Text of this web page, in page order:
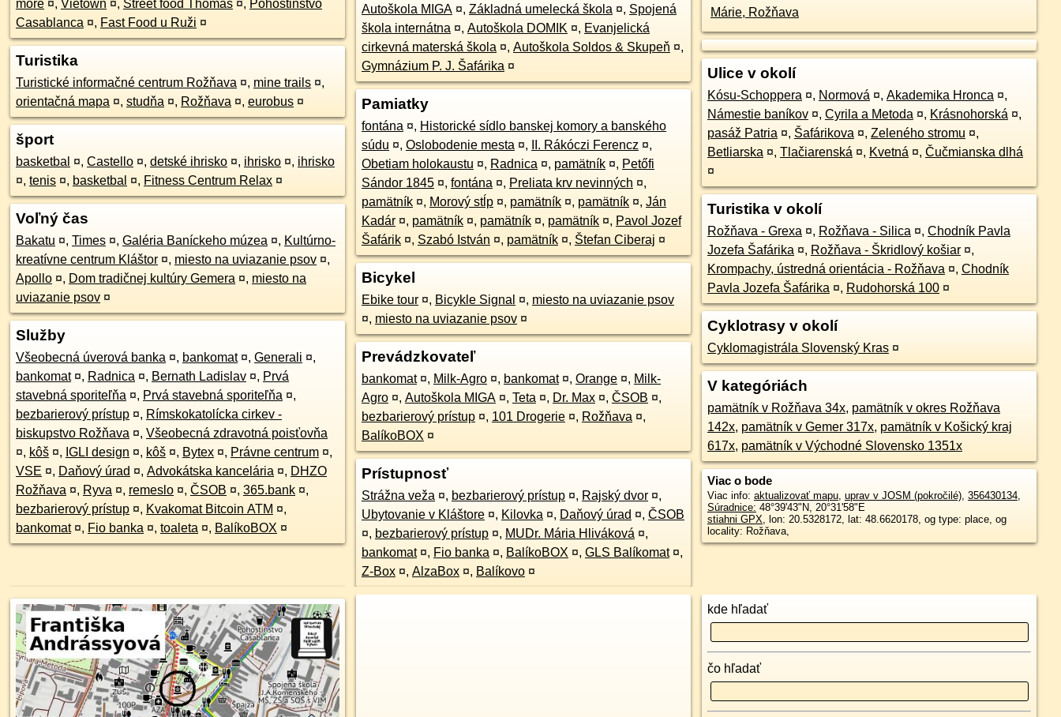
more ¤, Vietown ¤, Street food Thomas ¤, Pohostinstvo
Casablanca ¤, Fast Food u Ruži ¤
Turistika
Turistické informačné centrum Rožňava ¤, mine trails ¤,
orientačná mapa ¤, studňa ¤, Rožňava ¤, eurobus ¤
šport
basketbal ¤, Castello ¤, detské ihrisko ¤, ihrisko ¤, ihrisko
¤, tenis ¤, basketbal ¤, Fitness Centrum Relax ¤
Voľný čas
Bakatu ¤, Times ¤, Galéria Baníckeho múzea ¤, Kultúrno-
kreatívne centrum Kláštor ¤, miesto na uviazanie psov ¤,
Apollo ¤, Dom tradičnej kultúry Gemera ¤, miesto na
uviazanie psov ¤
Služby
Všeobecná úverová banka ¤, bankomat ¤, Generali ¤,
bankomat ¤, Radnica ¤, Bernath Ladislav ¤, Prvá
stavebná sporiteľňa ¤, Prvá stavebná sporiteľňa ¤,
bezbarierový prístup ¤, Rímskokatolícka cirkev -
biskupstvo Rožňava ¤, Všeobecná zdravotná poisťovňa
¤, kôš ¤, IGLI design ¤, kôš ¤, Bytex ¤, Právne centrum ¤,
VSE ¤, Daňový úrad ¤, Advokátska kancelária ¤, DHZO
Rožňava ¤, Ryva ¤, remeslo ¤, ČSOB ¤, 365.bank ¤,
bezbarierový prístup ¤, Kvakomat Bitcoin ATM ¤,
bankomat ¤, Fio banka ¤, toaleta ¤, BalíkoBOX ¤
Autoškola MIGA ¤, Základná umelecká škola ¤, Spojená
škola internátna ¤, Autoškola DOMIK ¤, Evanjelická
cirkevná materská škola ¤, Autoškola Soldos & Skupeň ¤,
Gymnázium P. J. Šafárika ¤
Pamiatky
fontána ¤, Historické sídlo banskej komory a banského
súdu ¤, Oslobodenie mesta ¤, II. Rákóczi Ferencz ¤,
Obetiam holokaustu ¤, Radnica ¤, pamätník ¤, Petőfi
Sándor 1845 ¤, fontána ¤, Preliata krv nevinných ¤,
pamätník ¤, Morový stĺp ¤, pamätník ¤, pamätník ¤, Ján
Kadár ¤, pamätník ¤, pamätník ¤, pamätník ¤, Pavol Jozef
Šafárik ¤, Szabó István ¤, pamätník ¤, Štefan Ciberaj ¤
Bicykel
Ebike tour ¤, Bicykle Signal ¤, miesto na uviazanie psov
¤, miesto na uviazanie psov ¤
Prevádzkovateľ
bankomat ¤, Milk-Agro ¤, bankomat ¤, Orange ¤, Milk-
Agro ¤, Autoškola MIGA ¤, Teta ¤, Dr. Max ¤, ČSOB ¤,
bezbarierový prístup ¤, 101 Drogerie ¤, Rožňava ¤,
BalíkoBOX ¤
Prístupnosť
Strážna veža ¤, bezbarierový prístup ¤, Rajský dvor ¤,
Ubytovanie v Kláštore ¤, Kilovka ¤, Daňový úrad ¤, ČSOB
¤, bezbarierový prístup ¤, MUDr. Mária Hliváková ¤,
bankomat ¤, Fio banka ¤, BalíkoBOX ¤, GLS Balíkomat ¤,
Z-Box ¤, AlzaBox ¤, Balíkovo ¤
Ulice v okolí
Kósu-Schoppera ¤, Normová ¤, Akademika Hronca ¤,
Námestie baníkov ¤, Cyrila a Metoda ¤, Krásnohorská ¤,
pasáž Patria ¤, Šafárikova ¤, Zeleného stromu ¤,
Betliarska ¤, Tlačiarenská ¤, Kvetná ¤, Čučmianska dlhá
¤
Turistika v okolí
Rožňava - Grexa ¤, Rožňava - Silica ¤, Chodník Pavla
Jozefa Šafárika ¤, Rožňava - Škridlový košiar ¤,
Krompachy, ústredná orientácia - Rožňava ¤, Chodník
Pavla Jozefa Šafárika ¤, Rudohorská 100 ¤
Cyklotrasy v okolí
Cyklomagistrála Slovenský Kras ¤
V kategóriách
pamätník v Rožňava 34x, pamätník v okres Rožňava
142x, pamätník v Gemer 317x, pamätník v Košický kraj
617x, pamätník v Východné Slovensko 1351x
Viac o bode
Viac info: aktualizovať mapu, uprav v JOSM (pokročilé), 356430134,
Súradnice: 48°39'43"N, 20°31'58"E
stiahni GPX , lon: 20.5328172, lat: 48.6620178, og type: place, og
locality: Rožňava,
kde hľadať
čo hľadať